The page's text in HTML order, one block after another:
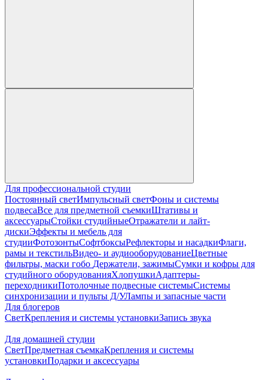
Для профессиональной студии
Постоянный светИмпульсный светФоны и системы
подвесаВсе для предметной съемкиШтативы и
аксессуарыСтойки студийныеОтражатели и лайт-
дискиЭффекты и мебель для
студииФотозонтыСофтбоксыРефлекторы и насадкиФлаги,
рамы и текстильВидео- и аудиооборудованиеЦветные
фильтры, маски гобо Держатели, зажимыСумки и кофры для
студийного оборудованияХлопушкиАдаптеры-
переходникиПотолочные подвесные системыСистемы
синхронизации и пульты Д/УЛампы и запасные части
Для блогеров
СветКрепления и системы установкиЗапись звука
Для домашней студии
СветПредметная съемкаКрепления и системы
установкиПодарки и аксессуары